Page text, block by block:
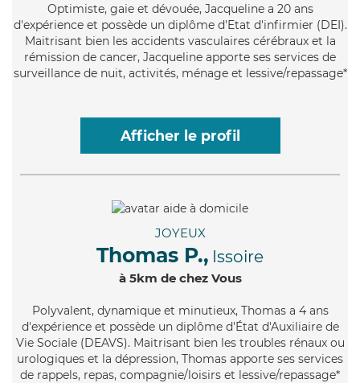
Optimiste, gaie et dévouée, Jacqueline a 20 ans
d'expérience et possède un diplôme d'Etat d'infirmier (DEI).
Maitrisant bien les accidents vasculaires cérébraux et la
rémission de cancer, Jacqueline apporte ses services de
surveillance de nuit, activités, ménage et lessive/repassage*
Afficher le profil
JOYEUX
Thomas P., Issoire
à 5km de chez Vous
Polyvalent, dynamique et minutieux, Thomas a 4 ans
d'expérience et possède un diplôme d'État d'Auxiliaire de
Vie Sociale (DEAVS). Maitrisant bien les troubles rénaux ou
urologiques et la dépression, Thomas apporte ses services
de rappels, repas, compagnie/loisirs et lessive/repassage*